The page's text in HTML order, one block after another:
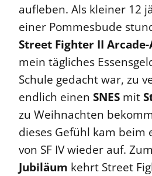
aufleben. Als kleiner 12
einer Pommesbude
Street Fighter II
mein tägliches
Schule gedacht war, zu
endlich einen SNES mit
zu Weihnachten
dieses Gefühl kam beim
von SF IV wieder auf. Zum
Jubiläum kehrt Street